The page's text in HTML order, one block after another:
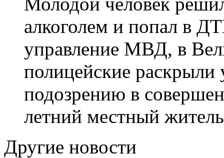
алкоголем и попал в
управление МВД, в
полицейские
подозрению в
летний местный
Другие новости